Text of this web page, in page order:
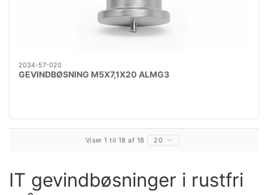
2034-57-020
GEVINDBØSNING M5X7,1X20 ALMG3
Viser 1 til 18 af 18 20
IT gevindbøsninger i rustfri